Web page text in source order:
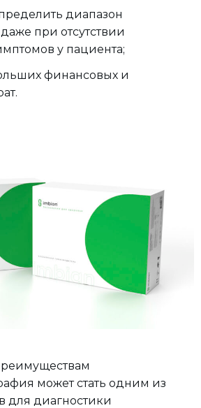
диапазон
при отсутствии
у пациента;
финансовых и
может стать одним из
для диагностики